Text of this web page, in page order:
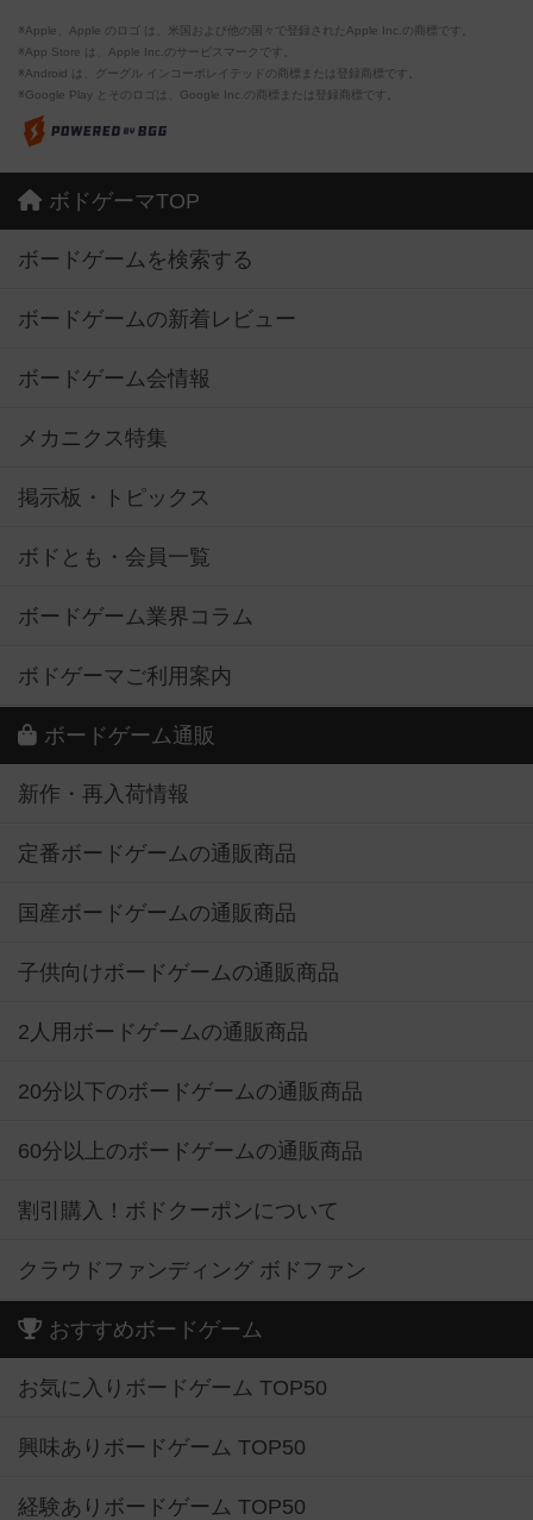
※Apple、Apple のロゴ は、米国および他の国々で登録されたApple Inc.の商標です。
※App Store は、Apple Inc.のサービスマークです。
※Android は、グーグル インコーポレイテッドの商標または登録商標です。
※Google Play とそのロゴは、Google Inc.の商標または登録商標です。
ボドゲーマTOP
ボードゲームを検索する
ボードゲームの新着レビュー
ボードゲーム会情報
メカニクス特集
掲示板・トピックス
ボドとも・会員一覧
ボードゲーム業界コラム
ボドゲーマご利用案内
ボードゲーム通販
新作・再入荷情報
定番ボードゲームの通販商品
国産ボードゲームの通販商品
子供向けボードゲームの通販商品
2人用ボードゲームの通販商品
20分以下のボードゲームの通販商品
60分以上のボードゲームの通販商品
割引購入！ボドクーポンについて
クラウドファンディング ボドファン
おすすめボードゲーム
お気に入りボードゲーム TOP50
興味ありボードゲーム TOP50
経験ありボードゲーム TOP50